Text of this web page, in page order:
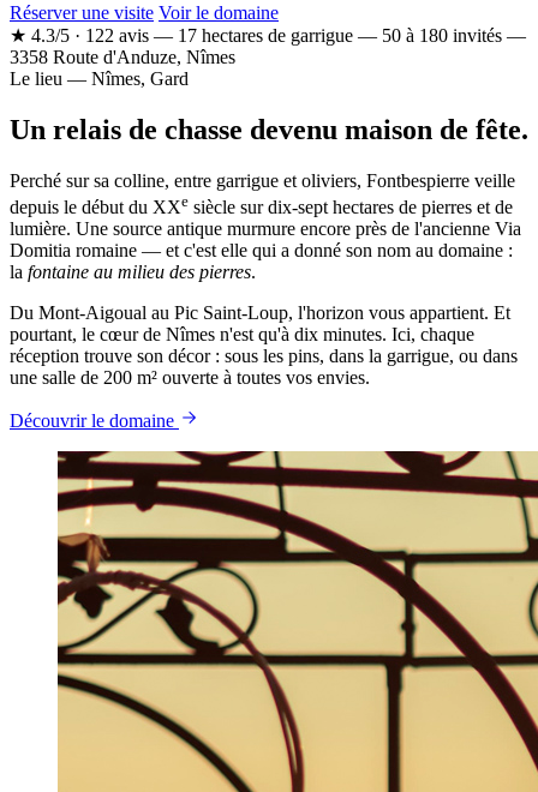
Réserver une visite Voir le domaine
★ 4.3/5 · 122 avis — 17 hectares de garrigue — 50 à 180 invités —
3358 Route d'Anduze, Nîmes
Le lieu — Nîmes, Gard
Un relais de chasse devenu maison de fête.
Perché sur sa colline, entre garrigue et oliviers, Fontbespierre veille
depuis le début du XXe siècle sur dix-sept hectares de pierres et de
lumière. Une source antique murmure encore près de l'ancienne Via
Domitia romaine — et c'est elle qui a donné son nom au domaine :
la fontaine au milieu des pierres.
Du Mont-Aigoual au Pic Saint-Loup, l'horizon vous appartient. Et
pourtant, le cœur de Nîmes n'est qu'à dix minutes. Ici, chaque
réception trouve son décor : sous les pins, dans la garrigue, ou dans
une salle de 200 m² ouverte à toutes vos envies.
Découvrir le domaine